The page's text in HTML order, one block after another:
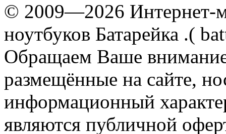
© 2009—2026 Интернет-
ноутбуков Батарейка .(
Обращаем Ваше
размещённые на сайте,
информационный
являются публичной